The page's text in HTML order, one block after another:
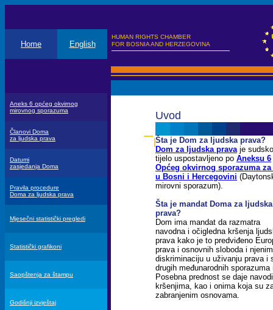
HUMAN RIGHTS CHAMBER
FOR BOSNIA AND HERZEGOVINA
Home English
Aneks 6 općeg okvirnog
mirovnog sporazuma
Članovi Doma
za ljudska prava
Datumi
zasjedanja Doma
Pravila procedure
Doma za ljudska prava
Mjesečni statistički pregledi
Statistički grafikoni
Saopštenja za štampu
Godišnji izvještaj
Uvod
Šta je Dom za ljudska prava?
Dom za ljudska pravaje sudsko
tijelo uspostavljeno po Aneksu 6
Općeg okvirnog sporazuma
u Bosni i Hercegovini
mirovni sporazum).
Šta je mandat Doma za ljudska
prava?
Dom ima mandat da razmatra
navodna i očigledna kršenja
prava kako je to predviđeno
prava i osnovnih sloboda i
diskriminaciju u uživanju prava i
drugih međunarodnih
Posebna prednost se daje
kršenjima, kao i onima koja su
zabranjenim osnovama.